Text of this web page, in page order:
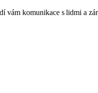
vám komunikace s lidmi a